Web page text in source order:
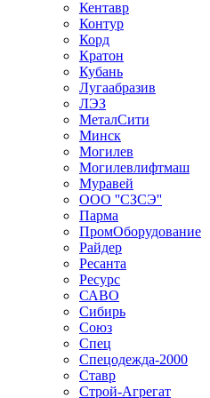
Кентавр
Контур
Корд
Кратон
Кубань
Лугаабразив
ЛЭЗ
МеталСити
Минск
Могилев
Могилевлифтмаш
Муравей
ООО ''СЗСЭ''
Парма
ПромОборудование
Райдер
Ресанта
Ресурс
САВО
Сибирь
Союз
Спец
Спецодежда-2000
Ставр
Строй-Агрегат